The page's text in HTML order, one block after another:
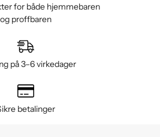
for både hjemmebaren
og proffbaren
på 3–6 virkedager
betalinger